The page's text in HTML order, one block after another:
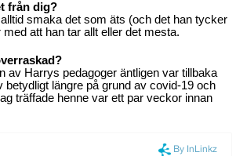
från dig?
smaka det som äts (och det han tycker
att han tar allt eller det mesta.
av Harrys pedagoger äntligen var tillbaka
betydligt längre på grund av covid-19 och
träffade henne var ett par veckor innan